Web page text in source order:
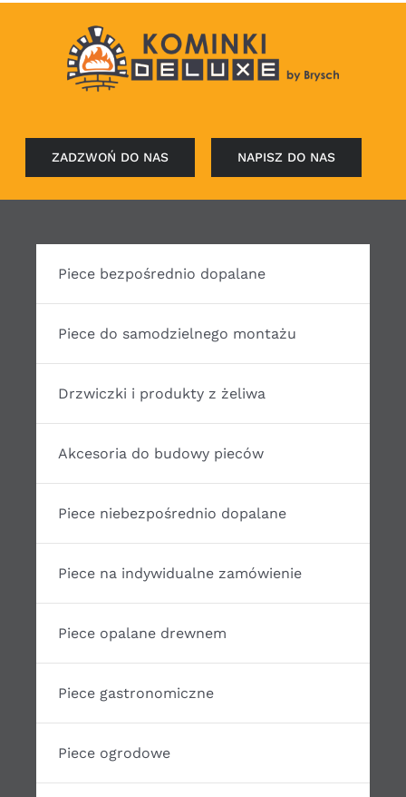
ZADZWOŃ DO NAS NAPISZ DO NAS
Piece bezpośrednio dopalane
Piece do samodzielnego montażu
Drzwiczki i produkty z żeliwa
Akcesoria do budowy pieców
Piece niebezpośrednio dopalane
Piece na indywidualne zamówienie
Piece opalane drewnem
Piece gastronomiczne
Piece ogrodowe